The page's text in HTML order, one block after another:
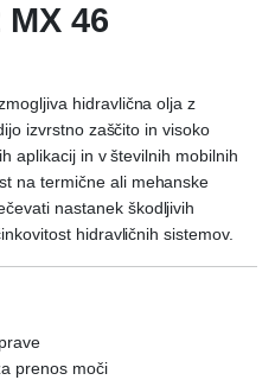
46
hidravlična olja z
izvrstno zaščito in visoko
aplikacij in v številnih mobilnih
na termične ali mehanske
nastanek škodljivih
hidravličnih sistemov.
prenos moči